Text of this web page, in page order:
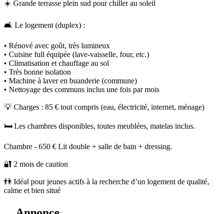
☀️ Grande terrasse plein sud pour chiller au soleil
🛋 Le logement (duplex) :
• Rénové avec goût, très lumineux
• Cuisine full équipée (lave-vaisselle, four, etc.)
• Climatisation et chauffage au sol
• Très bonne isolation
• Machine à laver en buanderie (commune)
• Nettoyage des communs inclus une fois par mois
💡 Charges : 85 € tout compris (eau, électricité, internet, ménage)
🛏 Les chambres disponibles, toutes meublées, matelas inclus.
Chambre - 650 € Lit double + salle de bain + dressing.
🔐 2 mois de caution
👫 Idéal pour jeunes actifs à la recherche d’un logement de qualité,
calme et bien situé